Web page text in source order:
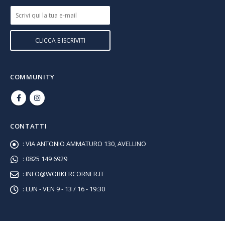
COMMUNITY
CONTATTI
: VIA ANTONIO AMMATURO 130, AVELLINO
: 0825 149 6929
: INFO@WORKERCORNER.IT
: LUN - VEN 9 - 13 / 16 - 19:30